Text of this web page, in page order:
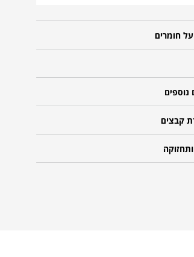
חומרים
נוספים
קבצים
ותחזוקה